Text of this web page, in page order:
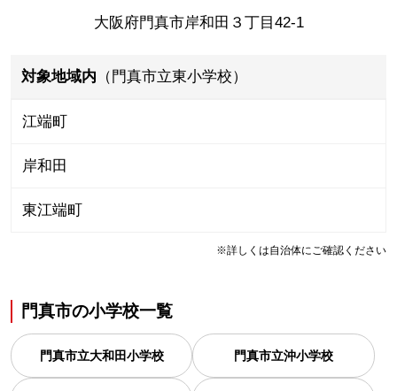
大阪府門真市岸和田３丁目42-1
対象地域内 （門真市立東小学校）
江端町
岸和田
東江端町
※詳しくは自治体にご確認ください
門真市の小学校一覧
門真市立大和田小学校 門真市立沖小学校